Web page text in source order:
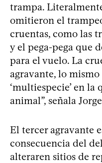
trampa.
omitieron el
cruentas, como las
y el pega-pega que
para el vuelo. La
agravante, lo
‘multiespecie’ en
animal”, señala
El tercer agravante
consecuencia del
alteraren sitios de